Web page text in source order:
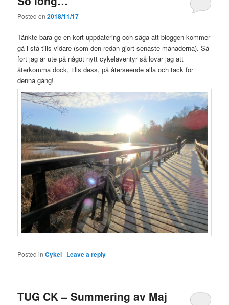
Posted on2018/11/17
Tänkte bara ge en kort uppdatering och säga att bloggen kommer
gå i stå tills vidare (som den redan gjort senaste månaderna). Så
fort jag är ute på något nytt cykeläventyr så lovar jag att
återkomma dock, tills dess, på återseende alla och tack för
denna gång!
Posted in Cykel | Leave a reply
TUG CK – Summering av Maj